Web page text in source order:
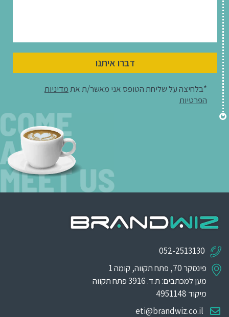
דברו איתנו
*בלחיצה על שליחת הטופס אני מאשר/ת אתמדיניות
הפרטיות
052-2513130
פינסקר 70, פתח תקווה, קומה 1
מען למכתבים: ת.ד. 3916 פתח תקווה
מיקוד 4951148
eti@brandwiz.co.il